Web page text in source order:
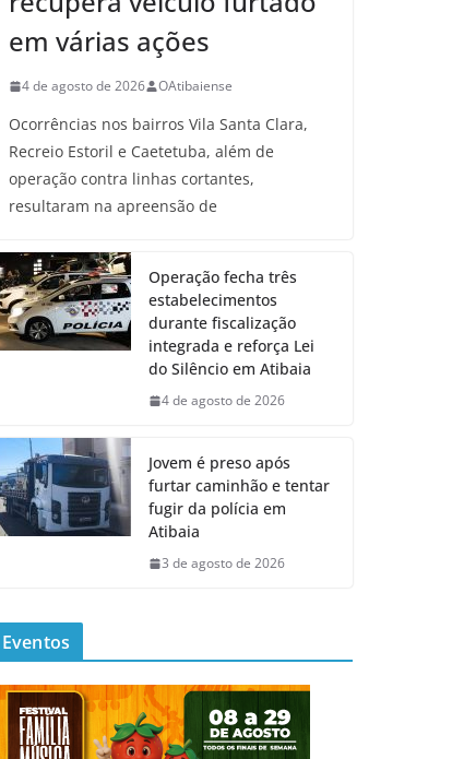
em várias ações
4 de agosto de 2026 OAtibaiense
Ocorrências nos bairros Vila Santa Clara,
Recreio Estoril e Caetetuba, além de
operação contra linhas cortantes,
resultaram na apreensão de
Operação fecha três
estabelecimentos
durante fiscalização
integrada e reforça Lei
do Silêncio em Atibaia
4 de agosto de 2026
Jovem é preso após
furtar caminhão e tentar
fugir da polícia em
Atibaia
3 de agosto de 2026
Eventos